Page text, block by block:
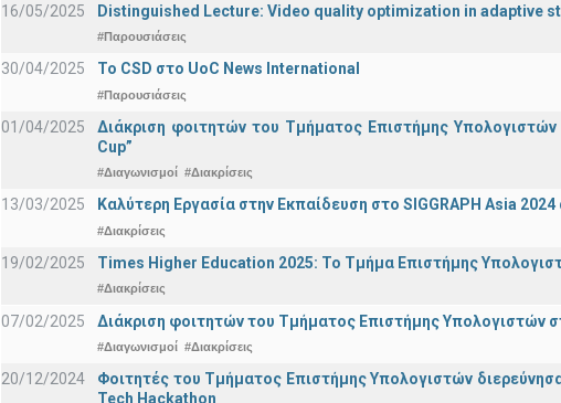
16/05/2025 Distinguished Lecture: Video quality optimization in adaptive
#Παρουσιάσεις
30/04/2025 To CSD στο UoC News International
#Παρουσιάσεις
01/04/2025
Διάκριση φοιτητών του Τμήματος Επιστήμης
Cup”
#Διαγωνισμοί #Διακρίσεις
13/03/2025 Καλύτερη Εργασία στην Εκπαίδευση στο SIGGRAPH Asia
#Διακρίσεις
19/02/2025 Times Higher Education 2025: Το Τμήμα Επιστήμης
#Διακρίσεις
07/02/2025 Διάκριση φοιτητών του Τμήματος Επιστήμης Υπολογιστών
#Διαγωνισμοί #Διακρίσεις
20/12/2024
Φοιτητές του Τμήματος Επιστήμης Υπολογιστών
Tech Hackathon